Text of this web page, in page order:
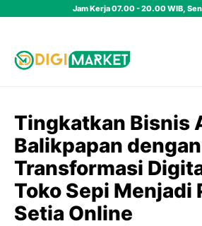
Jam Kerja 07.00 - 20.00 WIB,
Tingkatkan Bisnis
Balikpapan dengan
Transformasi
Toko Sepi Menjadi
Setia Online